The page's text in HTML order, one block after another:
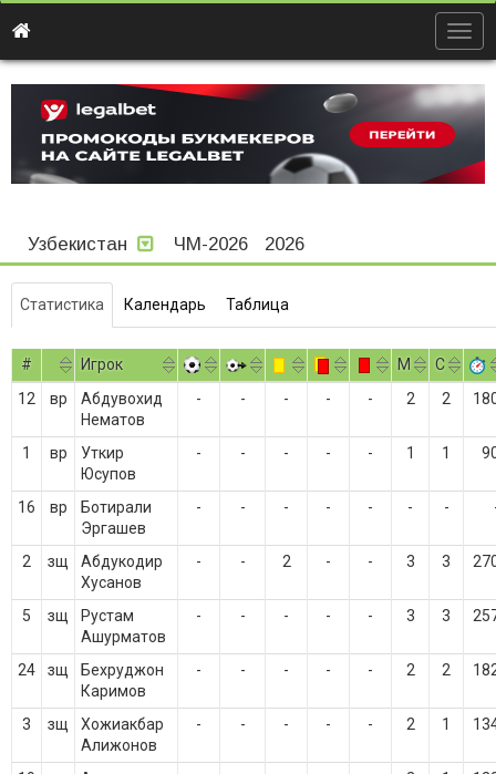
Узбекистан ЧМ-2026 2026
Статистика Календарь Таблица
# Игрок M
С
12
вр
Абдувохид
Нематов
- - - - - 2 2
1 вр
Уткир
Юсупов
- - - - - 1 1
16 вр
Ботирали
Эргашев
- - - - - - -
2 зщ
Абдукодир
Хусанов
- - 2 - - 3 3
5 зщ
Рустам
Ашурматов
- - - - - 3 3
24 зщ
Бехруджон
Каримов
- - - - - 2 2
3 зщ
Хожиакбар
Алижонов
- - - - - 2 1